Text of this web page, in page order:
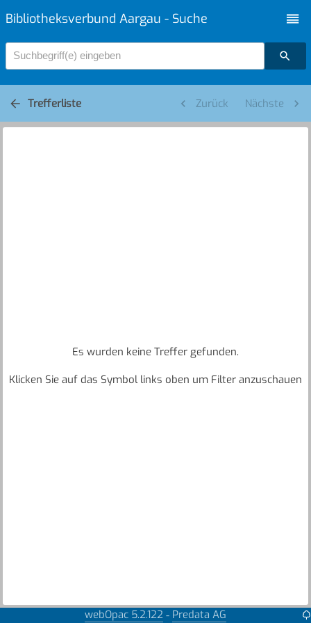
Bibliotheksverbund Aargau - Suche
Suchbegriff(e) eingeben
Trefferliste Zurück Nächste
Es wurden keine Treffer gefunden.
Klicken Sie auf das Symbol links oben um Filter anzuschauen
webOpac 5.2.122 - Predata AG